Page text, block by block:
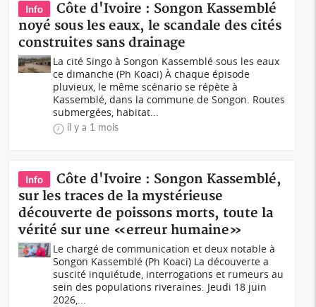
Info
Côte d'Ivoire : Songon Kassemblé
noyé sous les eaux, le scandale des cités
construites sans drainage
La cité Singo à Songon Kassemblé sous les eaux
ce dimanche (Ph Koaci) À chaque épisode
pluvieux, le même scénario se répète à
Kassemblé, dans la commune de Songon. Routes
submergées, habitat...
il y a 1 mois
Info
Côte d'Ivoire : Songon Kassemblé,
sur les traces de la mystérieuse
découverte de poissons morts, toute la
vérité sur une «erreur humaine»
Le chargé de communication et deux notable à
Songon Kassemblé (Ph Koaci) La découverte a
suscité inquiétude, interrogations et rumeurs au
sein des populations riveraines. Jeudi 18 juin
2026,...